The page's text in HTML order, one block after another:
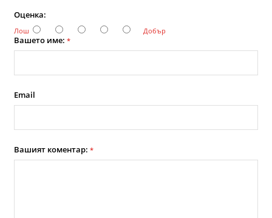
Оценка:
Лош Добър
Вашето име: *
Email
Вашият коментар: *